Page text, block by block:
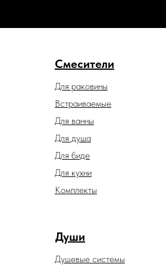
Смесители
Души
Душевые системы
Встраиваемые
Для биде
Для ванны
Для душа
Для раковины
Для кухни
Комплекты